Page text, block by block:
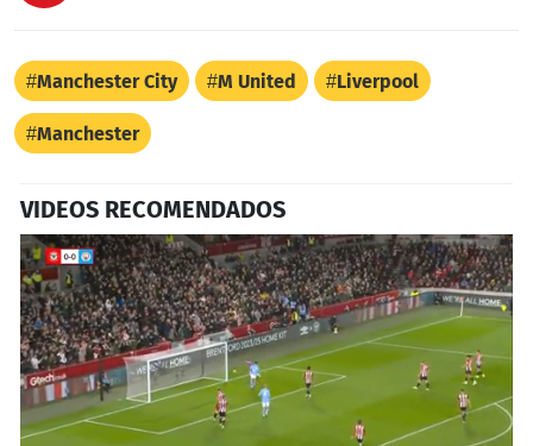
Manchester City M United Liverpool
Manchester
VIDEOS RECOMENDADOS